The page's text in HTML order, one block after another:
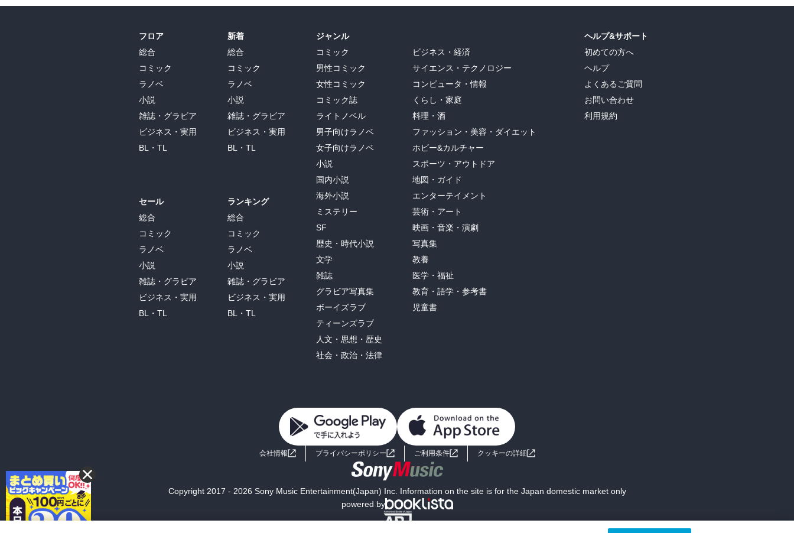
フロア
総合
コミック
ラノベ
小説
雑誌・グラビア
ビジネス・実用
BL・TL
セール
総合
コミック
ラノベ
小説
雑誌・グラビア
ビジネス・実用
BL・TL
新着
総合
コミック
ラノベ
小説
雑誌・グラビア
ビジネス・実用
BL・TL
ランキング
総合
コミック
ラノベ
小説
雑誌・グラビア
ビジネス・実用
BL・TL
ジャンル
コミック
男性コミック
女性コミック
コミック誌
ライトノベル
男子向けラノベ
女子向けラノベ
小説
国内小説
海外小説
ミステリー
SF
歴史・時代小説
文学
雑誌
グラビア写真集
ボーイズラブ
ティーンズラブ
人文・思想・歴史
社会・政治・法律
ビジネス・経済
サイエンス・テクノロジー
コンピュータ・情報
くらし・家庭
料理・酒
ファッション・美容・ダイエット
ホビー&カルチャー
スポーツ・アウトドア
地図・ガイド
エンターテイメント
芸術・アート
映画・音楽・演劇
写真集
教養
医学・福祉
教育・語学・参考書
児童書
ヘルプ&サポート
初めての方へ
ヘルプ
よくあるご質問
お問い合わせ
利用規約
会社情報 プライバシーポリシー ご利用条件 クッキーの詳細
Copyright 2017 - 2026 Sony Music Entertainment(Japan) Inc. Information on the site is for the Japan domestic market only
powered by